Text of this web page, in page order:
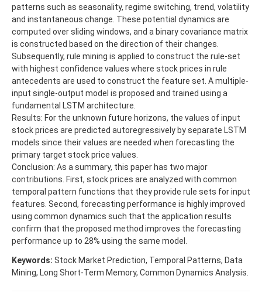
patterns such as seasonality, regime switching, trend, volatility
and instantaneous change. These potential dynamics are
computed over sliding windows, and a binary covariance matrix
is constructed based on the direction of their changes.
Subsequently, rule mining is applied to construct the rule-set
with highest confidence values where stock prices in rule
antecedents are used to construct the feature set. A multiple-
input single-output model is proposed and trained using a
fundamental LSTM architecture.
Results: For the unknown future horizons, the values of input
stock prices are predicted autoregressively by separate LSTM
models since their values are needed when forecasting the
primary target stock price values.
Conclusion: As a summary, this paper has two major
contributions. First, stock prices are analyzed with common
temporal pattern functions that they provide rule sets for input
features. Second, forecasting performance is highly improved
using common dynamics such that the application results
confirm that the proposed method improves the forecasting
performance up to 28% using the same model.
Keywords: Stock Market Prediction, Temporal Patterns, Data
Mining, Long Short-Term Memory, Common Dynamics Analysis.